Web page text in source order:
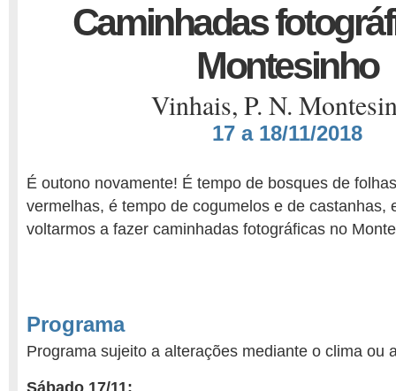
Caminhadas
Montesinho
Vinhais, P. N.
17 a 18/11/2018
É outono novamente! É tempo de bosques de
vermelhas, é tempo de cogumelos e de castanhas,
voltarmos a fazer caminhadas fotográficas no
Programa
Programa sujeito a alterações mediante o clima ou
Sábado 17/11: